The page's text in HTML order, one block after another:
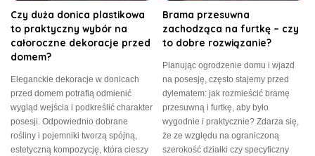
Czy duża donica plastikowa
to praktyczny wybór na
całoroczne dekoracje przed
domem?
Eleganckie dekoracje w donicach
przed domem potrafią odmienić
wygląd wejścia i podkreślić charakter
posesji. Odpowiednio dobrane
rośliny i pojemniki tworzą spójną,
estetyczną kompozycję, która cieszy
Brama przesuwna
zachodząca na furtkę – czy
to dobre rozwiązanie?
Planując ogrodzenie domu i wjazd
na posesję, często stajemy przed
dylematem: jak rozmieścić bramę
przesuwną i furtkę, aby było
wygodnie i praktycznie? Zdarza się,
że ze względu na ograniczoną
szerokość działki czy specyficzny